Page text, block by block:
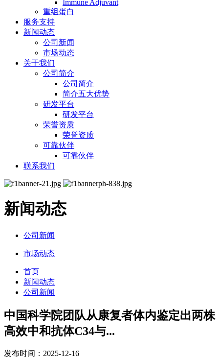
Immune Adjuvant
重组蛋白
服务支持
新闻动态
公司新闻
市场动态
关于我们
公司简介
公司简介
简介五大优势
研发平台
研发平台
荣誉资质
荣誉资质
可靠伙伴
可靠伙伴
联系我们
新闻动态
公司新闻
市场动态
首页
新闻动态
公司新闻
中国科学院团队从康复者体内鉴定出两株
高效中和抗体C34与...
发布时间：2025-12-16